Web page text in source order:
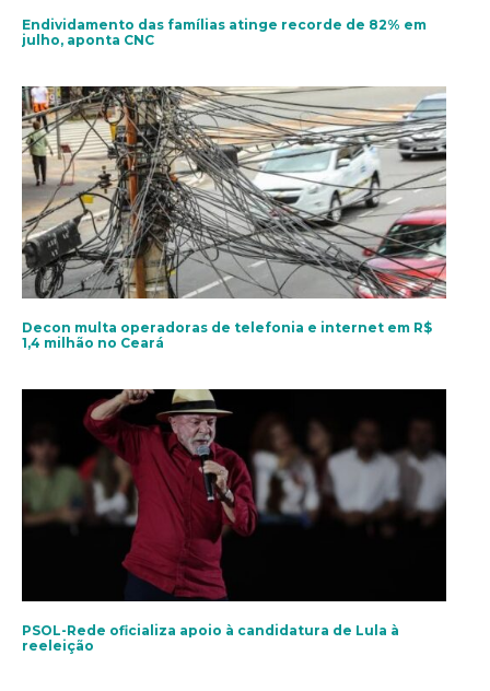
Endividamento das famílias atinge recorde de 82% em
julho, aponta CNC
Decon multa operadoras de telefonia e internet em R$
1,4 milhão no Ceará
PSOL-Rede oficializa apoio à candidatura de Lula à
reeleição